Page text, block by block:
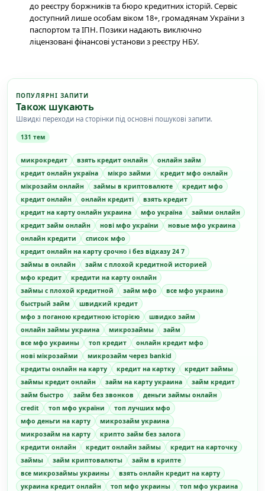
до реєстру боржників та бюро кредитних історій. Сервіс
доступний лише особам віком 18+, громадянам України з
паспортом та ІПН. Позики надають виключно
ліцензовані фінансові установи з реєстру НБУ.
ПОПУЛЯРНІ ЗАПИТИ
Також шукають
Швидкі переходи на сторінки під основні пошукові запити.
131 тем
микрокредит взять кредит онлайн
онлайн займ
кредит онлайн україна
мікро займи
кредит мфо онлайн
мікрозайм онлайн
займы в криптовалюте
кредит мфо
кредит онлайн
онлайн кредиті
взять кредит
кредит на карту онлайн украина
мфо україна
займи онлайн
кредит займ онлайн
нові мфо україни
новые мфо украина
онлайн кредити
список мфо
кредит онлайн на карту срочно і без відказу 24 7
займы в онлайн
займ с плохой кредитной историей
мфо кредит
кредити на карту онлайн
займы с плохой кредитной
займ мфо
все мфо украина
быстрый займ
швидкий кредит
мфо з поганою кредитною історією
швидко займ
онлайн займы украина
микрозаймы
займ
все мфо украины
топ кредит
онлайн кредит мфо
нові мікрозайми
микрозайм через bankid
кредиты онлайн на карту
кредит на картку
кредит займы
займы кредит онлайн
займ на карту украина
займ кредит
займ быстро
займ без звонков
деньги займы онлайн
credit
топ мфо україни
топ лучших мфо
мфо деньги на карту
микрозайм украина
микрозайм на карту
крипто займ без залога
кредити онлайн
кредит онлайн займы
кредит на карточку
займы
займ криптовалюты
займ в крипте
все микрозаймы украины
взять онлайн кредит на карту
украина кредит онлайн
топ мфо украины
топ мфо украина